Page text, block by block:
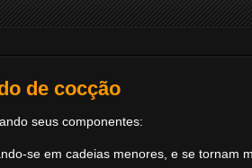
de cocção
seus componentes:
se em cadeias menores, e se tornam